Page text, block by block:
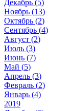
Декабрь (5)
Ноябрь (13)
Октябрь (2)
Сентябрь (4)
Август (2)
Июль (3)
Июнь (7)
Май (5)
Апрель (3)
Февраль (2)
Январь (4)
2019